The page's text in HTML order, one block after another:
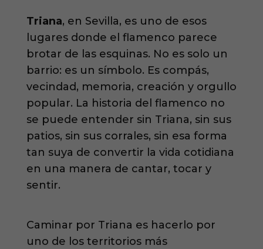
Triana, en Sevilla, es uno de esos
lugares donde el flamenco parece
brotar de las esquinas. No es solo un
barrio: es un símbolo. Es compás,
vecindad, memoria, creación y orgullo
popular. La historia del flamenco no
se puede entender sin Triana, sin sus
patios, sin sus corrales, sin esa forma
tan suya de convertir la vida cotidiana
en una manera de cantar, tocar y
sentir.
Caminar por Triana es hacerlo por
uno de los territorios más